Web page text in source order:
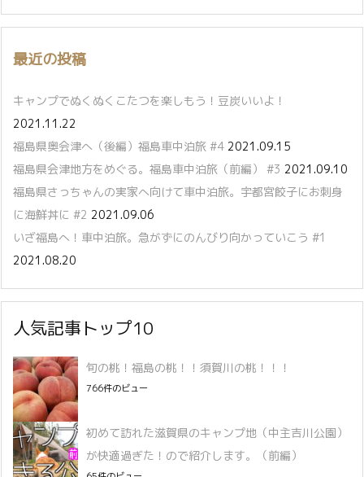
最近の投稿
キャンプでぬくぬくこたつを楽しもう！豆炭いいよ！
2021.11.22
福島県奥会津へ（後編）福島車中泊旅 #4 2021.09.15
福島県会津地方をめぐる。福島車中泊旅（前編） #3 2021.09.10
福島県さっちゃんの実家へ向けて車中泊旅。宇都宮餃子にお刺身
に海鮮丼に #2 2021.09.06
いざ福島へ！車中泊旅。急がずにのんびり向かっていこう #1
2021.08.20
人気記事トップ10
旬の桃！福島の桃！！須賀川の桃！！！
766件のビュー
初めて訪れた滋賀県のキャンプ地（中主吉川公園）
が快適過ぎた！ので紹介します。（前編）